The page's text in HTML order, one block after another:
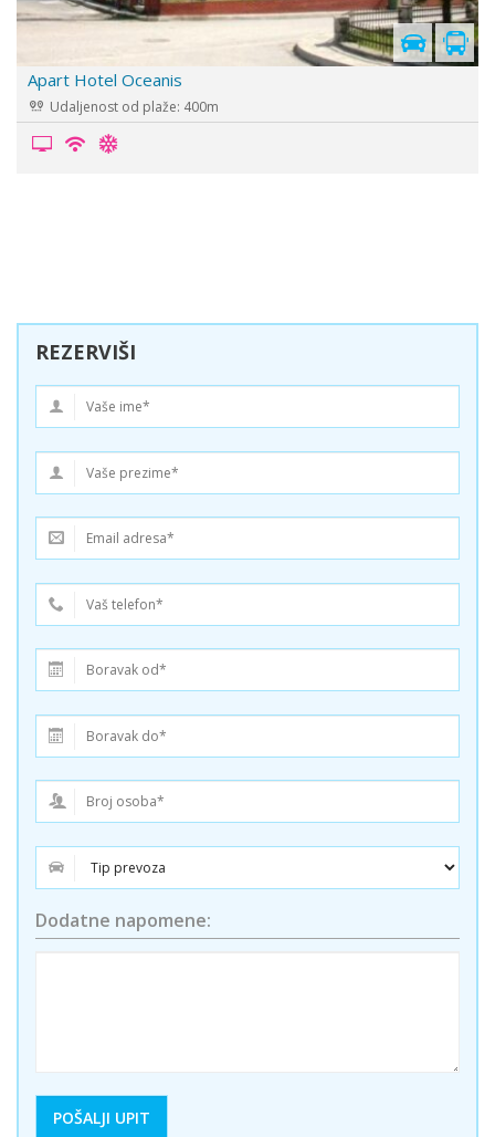
Vila Tzogalis (Cogalis)
Udaljenost od plaže: 350m
REZERVIŠI
Dodatne napomene: